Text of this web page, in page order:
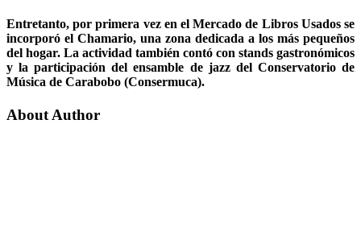
Entretanto, por primera vez en el Mercado de Libros Usados se
incorporó el Chamario, una zona dedicada a los más pequeños
del hogar. La actividad también contó con stands gastronómicos
y la participación del ensamble de jazz del Conservatorio de
Música de Carabobo (Consermuca).
About Author